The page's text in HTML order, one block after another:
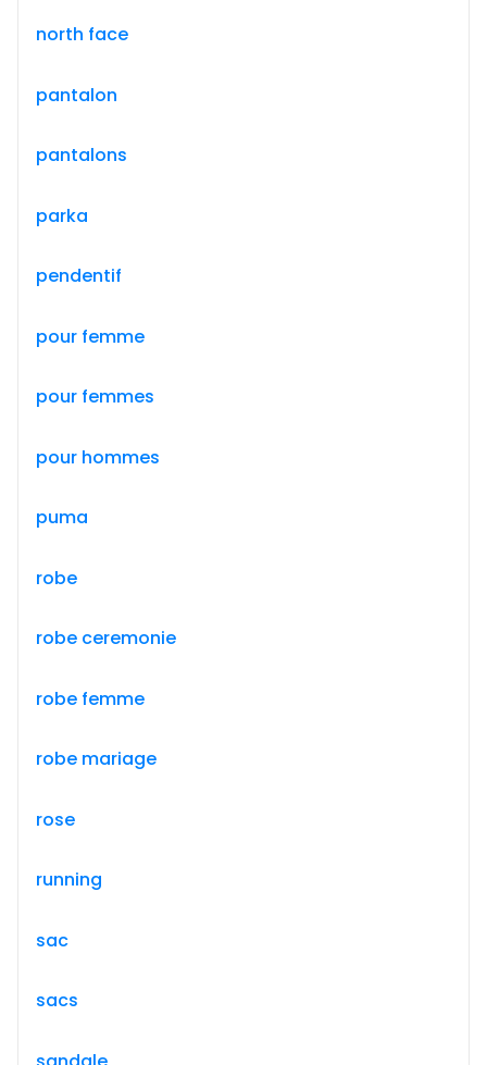
north face
pantalon
pantalons
parka
pendentif
pour femme
pour femmes
pour hommes
puma
robe
robe ceremonie
robe femme
robe mariage
rose
running
sac
sacs